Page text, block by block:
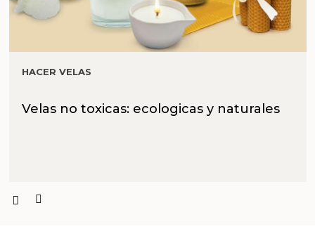
HACER VELAS
Velas no toxicas: ecologicas y naturales